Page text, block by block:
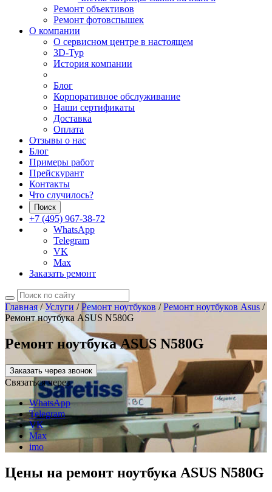
Ремонт объективов
Ремонт фотовспышек
О компании
О сервисном центре в настоящем
3D-Тур
История компании
Блог
Корпоративное обслуживание
Наши сертификаты
Доставка
Оплата
Отзывы о нас
Блог
Примеры работ
Прейскурант
Контакты
Что случилось?
Поиск
+7 (495) 967-38-72
WhatsApp
Telegram
VK
Max
Заказать ремонт
Главная/Услуги /Ремонт ноутбуков /Ремонт ноутбуков Asus /
Ремонт ноутбука ASUS N580G
Ремонт ноутбука ASUS N580G
Заказать через звонок
Связаться через
WhatsApp
Telegram
VK
Max
imo
Цены на ремонт ноутбука ASUS N580G